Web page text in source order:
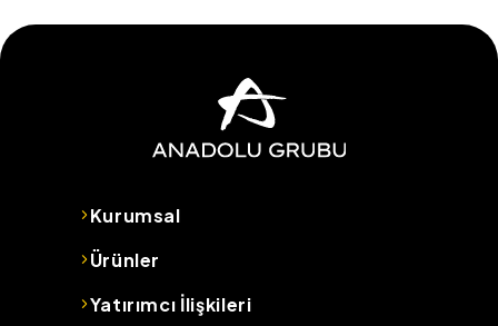
Kurumsal
Ürünler
Yatırımcı İlişkileri